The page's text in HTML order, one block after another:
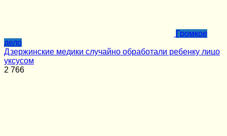
Громкое
дело
Дзержинские медики случайно обработали ребенку лицо
уксусом
2 766